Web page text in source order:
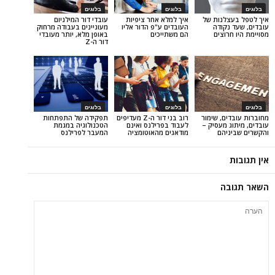
בלוגים
עובדי דור המילניום
מעוניינים בעבודה מרחוק
באופן מלא, יותר מעובדי
בלוגים
איך למלא אחר ציפיות
העובדים ע"פ הדור אליו
הם משתייכים
של
בלוגים
תפקידה של התפתחות
הטכנולוגיה במגמת
המעבר לפרילנס
בלוגים
רוב בני דור ה-Z מעדיפים
לעבוד בפרילנס ואינם
מודאגים מהאוטומציה
שימור
–